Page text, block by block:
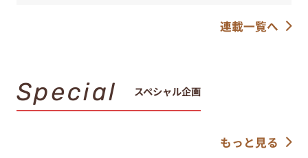
連載一覧へ
Special スペシャル企画
もっと見る